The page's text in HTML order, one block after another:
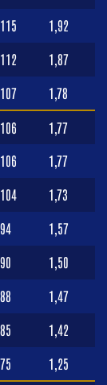
115 1,92
112 1,87
107 1,78
106 1,77
106 1,77
104 1,73
94 1,57
90 1,50
88 1,47
85 1,42
75 1,25